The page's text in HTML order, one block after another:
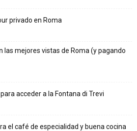
privado en Roma
las mejores vistas de Roma (y pagando
acceder a la Fontana di Trevi
el café de especialidad y buena cocina